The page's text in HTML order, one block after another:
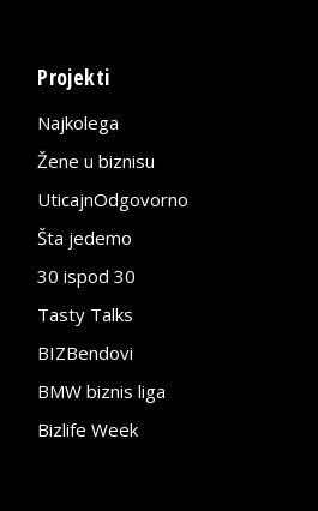
Projekti
Najkolega
Žene u biznisu
UticajnOdgovorno
Šta jedemo
30 ispod 30
Tasty Talks
BIZBendovi
BMW biznis liga
Bizlife Week